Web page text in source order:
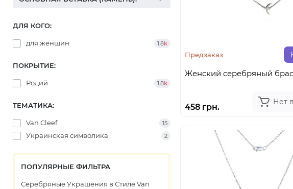
ДЛЯ КОГО:
для женщин 1.8k
ПОКРЫТИЕ:
Родий 1.8k
ТЕМАТИКА:
Van Cleef 15
Украинская символика 2
ПОПУЛЯРНЫЕ ФИЛЬТРА
Серебряные Украшения в Стиле Van
Предзаказ
Женский серебряный
458 грн.
Нет